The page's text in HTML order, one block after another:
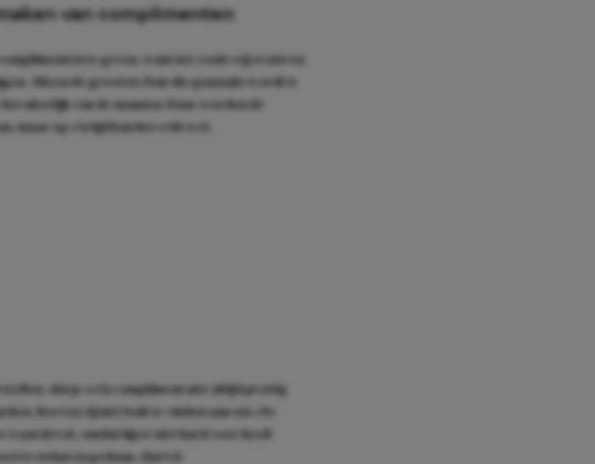
van complimenten
te geven, want net zoals wij vrouwen
Alleen de grootste fout die gemaakt wordt is
uiterlijk van de mannen. Daar worden de
maar op z’n tijd kan het echt wel.
dat je zo’n compliment niet altijd prettig
hoeven zij niet leuk te vinden aan ons. De
waardevol, omdat hij er niet hard voor heeft
en haren gedaan, that’s it